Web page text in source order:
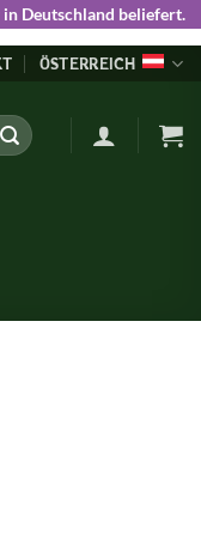
Deutschland beliefert.
ÖSTERREICH